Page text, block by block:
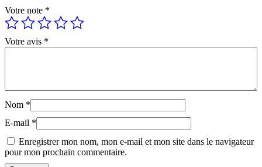
Votre note *
Votre avis *
Nom *
E-mail *
Enregistrer mon nom, mon e-mail et mon site dans le navigateur
pour mon prochain commentaire.